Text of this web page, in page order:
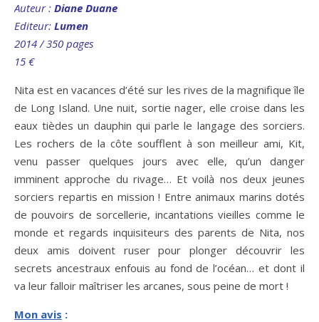
Auteur: Diane Duane
Editeur: Lumen
2014 / 350 pages
15 €
Nita est en vacances d’été sur les rives de la magnifique île
de Long Island. Une nuit, sortie nager, elle croise dans les
eaux tièdes un dauphin qui parle le langage des sorciers.
Les rochers de la côte soufflent à son meilleur ami, Kit,
venu passer quelques jours avec elle, qu’un danger
imminent approche du rivage… Et voilà nos deux jeunes
sorciers repartis en mission ! Entre animaux marins dotés
de pouvoirs de sorcellerie, incantations vieilles comme le
monde et regards inquisiteurs des parents de Nita, nos
deux amis doivent ruser pour plonger découvrir les
secrets ancestraux enfouis au fond de l’océan… et dont il
va leur falloir maîtriser les arcanes, sous peine de mort !
Mon avis :